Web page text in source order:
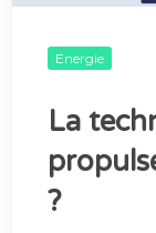
Energie
La
?